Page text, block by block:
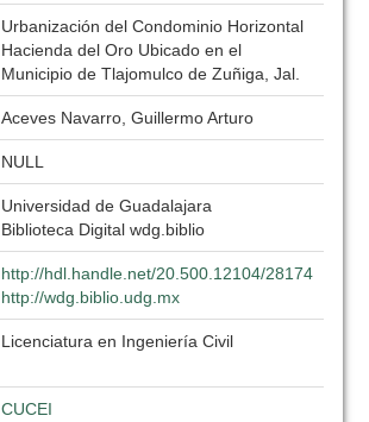
Urbanización del Condominio Horizontal
Hacienda del Oro Ubicado en el
Municipio de Tlajomulco de Zuñiga, Jal.
Aceves Navarro, Guillermo Arturo
NULL
Universidad de Guadalajara
Biblioteca Digital wdg.biblio
http://hdl.handle.net/20.500.12104/28174
http://wdg.biblio.udg.mx
Licenciatura en Ingeniería Civil
CUCEI